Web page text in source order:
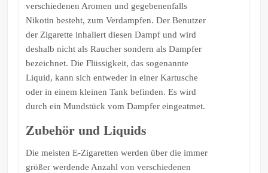
verschiedenen Aromen und gegebenenfalls
Nikotin besteht, zum Verdampfen. Der Benutzer
der Zigarette inhaliert diesen Dampf und wird
deshalb nicht als Raucher sondern als Dampfer
bezeichnet. Die Flüssigkeit, das sogenannte
Liquid, kann sich entweder in einer Kartusche
oder in einem kleinen Tank befinden. Es wird
durch ein Mundstück vom Dampfer eingeatmet.
Zubehör und Liquids
Die meisten E-Zigaretten werden über die immer
größer werdende Anzahl von verschiedenen